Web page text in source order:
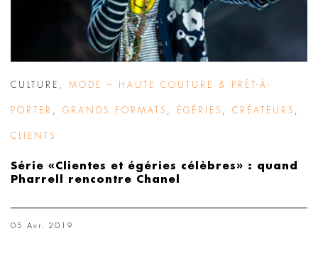
CULTURE MODE – HAUTE COUTURE & PRÊT-À-
PORTER GRANDS FORMATS ÉGÉRIES CRÉATEURS
CLIENTS
Série «Clientes et égéries célèbres» : quand
Pharrell rencontre Chanel
05 Avr. 2019